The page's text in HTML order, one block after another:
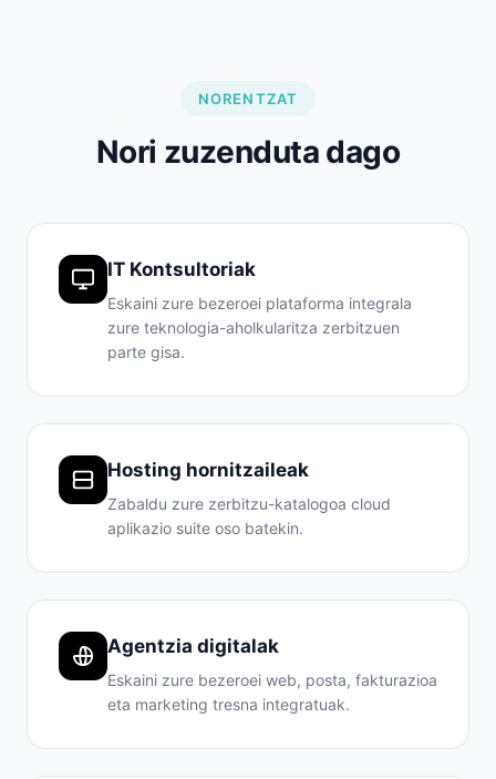
NORENTZAT
Nori zuzenduta dago
IT Kontsultoriak
Eskaini zure bezeroei plataforma integrala
zure teknologia-aholkularitza zerbitzuen
parte gisa.
Hosting hornitzaileak
Zabaldu zure zerbitzu-katalogoa cloud
aplikazio suite oso batekin.
Agentzia digitalak
Eskaini zure bezeroei web, posta, fakturazioa
eta marketing tresna integratuak.